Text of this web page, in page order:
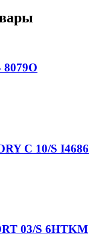
8079O
C 10/S I4686
03/S 6HTKM